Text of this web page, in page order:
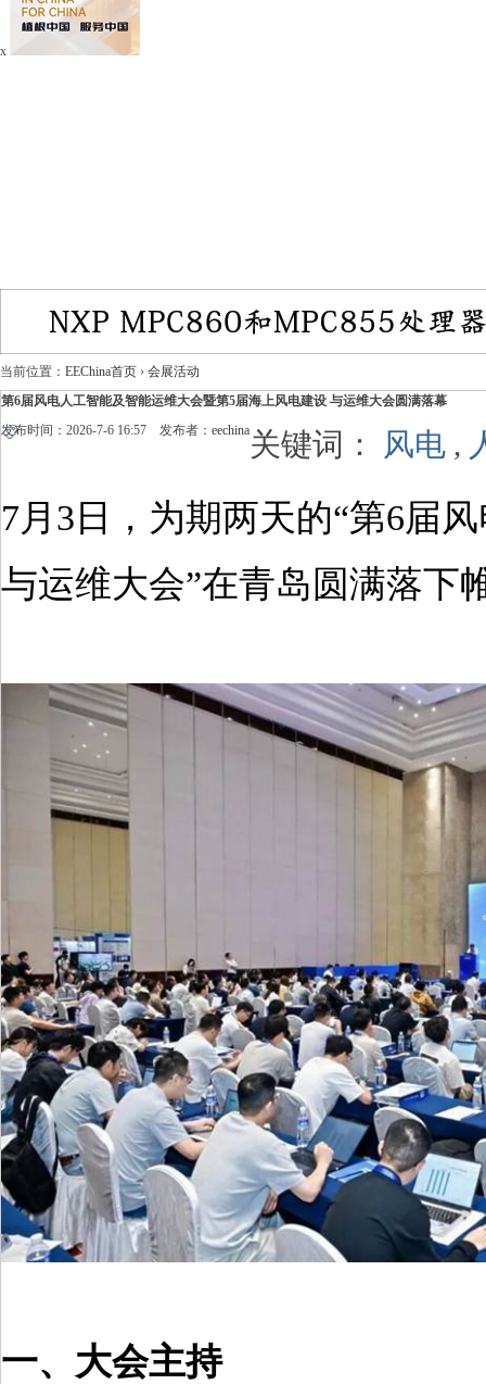
x
当前位置： EEChina首页 › 会展活动
第6届风电人工智能及智能运维大会暨第5届海上风电建设 与运维大会圆满落幕
发布时间：2026-7-6 16:57 发布者： eechina关键词： 风电 ,
7月3日，为期两天的“第6届
与运维大会”在青岛圆满落下
一、大会主持